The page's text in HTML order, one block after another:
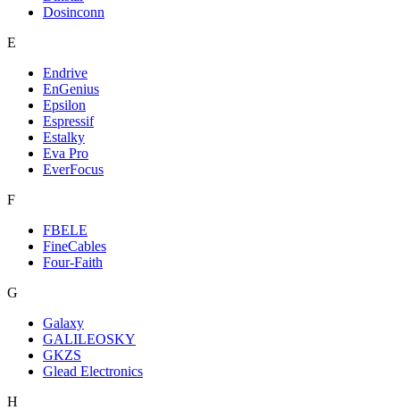
Dosinconn
E
Endrive
EnGenius
Epsilon
Espressif
Estalky
Eva Pro
EverFocus
F
FBELE
FineCables
Four-Faith
G
Galaxy
GALILEOSKY
GKZS
Glead Electronics
H